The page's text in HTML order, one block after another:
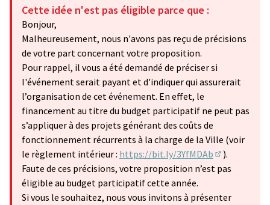
Cette idée n'est pas éligible parce que :
Bonjour,
Malheureusement, nous n'avons pas reçu de précisions
de votre part concernant votre proposition.
Pour rappel, il vous a été demandé de préciser si
l'événement serait payant et d'indiquer qui assurerait
l’organisation de cet événement. En effet, le
financement au titre du budget participatif ne peut pas
s’appliquer à des projets générant des coûts de
fonctionnement récurrents à la charge de la Ville (voir
le règlement intérieur : https://bit.ly/3YfMDAb
(Lien
).
Faute de ces précisions, votre proposition n’est pas
éligible au budget participatif cette année.
Si vous le souhaitez, nous vous invitons à présenter